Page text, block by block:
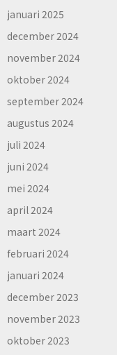
januari 2025
december 2024
november 2024
oktober 2024
september 2024
augustus 2024
juli 2024
juni 2024
mei 2024
april 2024
maart 2024
februari 2024
januari 2024
december 2023
november 2023
oktober 2023